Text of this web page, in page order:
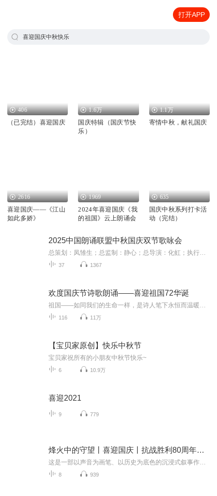
打开APP
喜迎国庆中秋快乐
406
（已完结）喜迎国庆
1.6万
国庆特辑（国庆节快
乐）
1.1万
寄情中秋，献礼国庆
2616
喜迎国庆——《江山
如此多娇》
1969
2024年喜迎国庆《我
的祖国》云上朗诵会
635
国庆中秋系列打卡活
动（完结）
2025中国朗诵联盟中秋国庆双节歌咏会
37 1367
欢度国庆节诗歌朗诵——喜迎祖国72华诞
116 11万
【宝贝家原创】快乐中秋节
宝贝家祝所有的小朋友中秋节快乐~
6 10.9万
喜迎2021
9 779
烽火中的守望丨喜迎国庆丨抗战胜利80周年丨广播剧
8 939